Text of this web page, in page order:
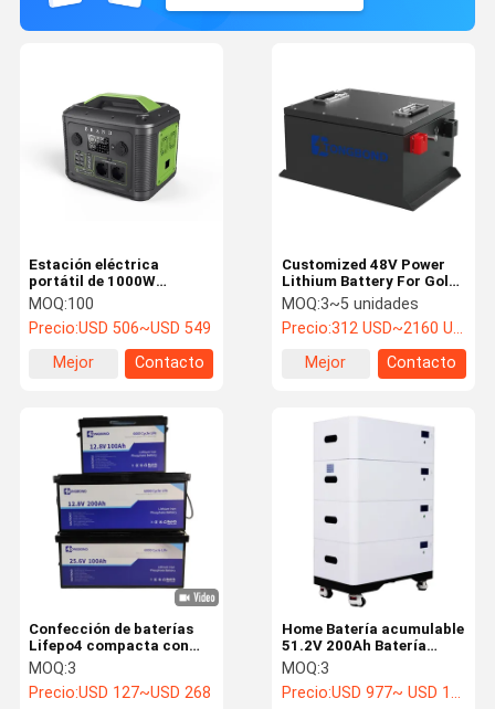
Customized 48V Power
Lithium Battery For Golf
Cart And Sightseeing Car
MOQ:3~5 unidades
Precio:312 USD~2160 USD
Mejor
Contacto
Estación eléctrica
portátil de 1000W
LiFePO4 Batería 4 tomas
de corriente alterna Solar
recargable
MOQ:100
Precio:USD 506~USD 549
Mejor
Contacto
Home Batería acumulable
51.2V 200Ah Batería
solar de litio
Almacenamiento de
energía
MOQ:3
Precio:USD 977~ USD 1057
Confección de baterías
Lifepo4 compacta con
BMS 6000 ciclos para uso
marino de RV solar
MOQ:3
Precio:USD 127~USD 268